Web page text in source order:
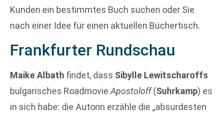
Kunden ein bestimmtes Buch suchen oder Sie
nach einer Idee für einen aktuellen Büchertisch.
Frankfurter Rundschau
Maike Albath findet, dass Sibylle Lewitscharoffs
bulgarisches RoadmovieApostoloff(Suhrkamp) es
in sich habe: die Autorin erzähle die „absurdesten